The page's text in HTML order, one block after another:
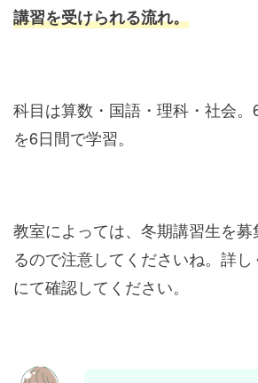
講習を受けられる流れ。
科目は算数・国語・理科・社会
を6日間で学習。
教室によっては、冬期講習生を
るので注意してくださいね。詳し
にて確認してください。